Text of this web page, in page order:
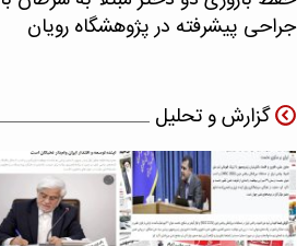
جراحی پیشرفته در پژوهشگاه رویان
گزارش و تحلیل